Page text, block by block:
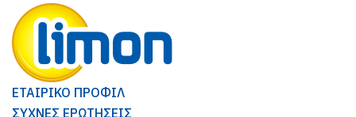
ΕΤΑΙΡΙΚΟ ΠΡΟΦΙΛ
ΣΥΧΝΕΣ ΕΡΩΤΗΣΕΙΣ